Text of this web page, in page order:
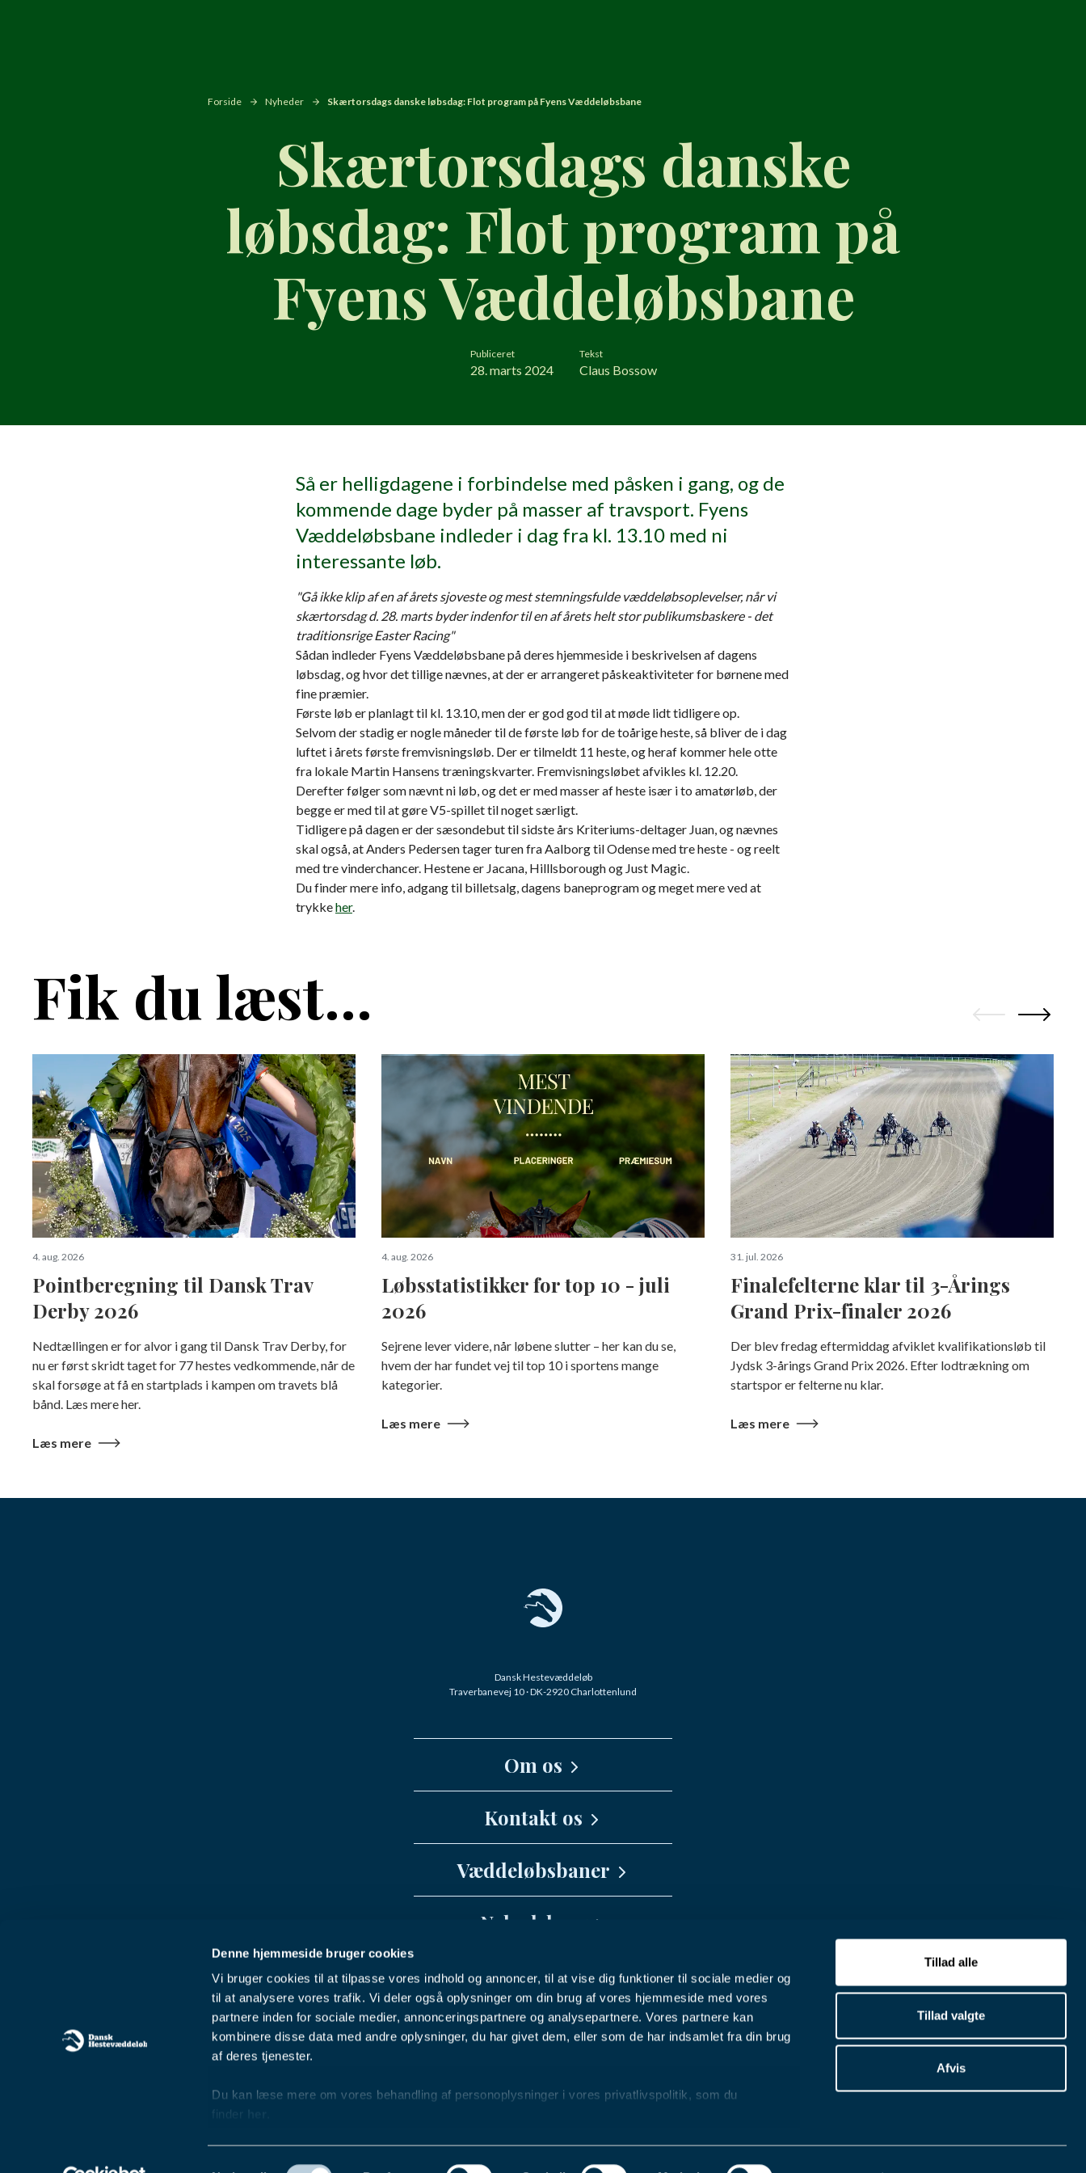
Denne hjemmeside bruger cookies
Vi bruger cookies til at tilpasse vores indhold og annoncer, til at vise dig funktioner til sociale medier og
til at analysere vores trafik. Vi deler også oplysninger om din brug af vores hjemmeside med vores
partnere inden for sociale medier, annonceringspartnere og analysepartnere. Vores partnere kan
kombinere disse data med andre oplysninger, du har givet dem, eller som de har indsamlet fra din brug
af deres tjenester.
Du kan læse mere om vores behandling af personoplysninger i vores privatlivspolitik, som du
finder
Samtykkevalg
Tillad alle
Tillad valgte
Afvis
Forside Nyheder Skærtorsdags danske løbsdag: Flot program på Fyens Væddeløbsbane
Skærtorsdags danske
løbsdag: Flot program på
Fyens Væddeløbsbane
Publiceret
28. marts 2024
Tekst
Claus Bossow
Så er helligdagene i forbindelse med påsken i gang, og de
kommende dage byder på masser af travsport. Fyens
Væddeløbsbane indleder i dag fra kl. 13.10 med ni
interessante løb.
"Gå ikke klip af en af årets sjoveste og mest stemningsfulde væddeløbsoplevelser, når vi
skærtorsdag d. 28. marts byder indenfor til en af årets helt stor publikumsbaskere - det
traditionsrige Easter Racing"
Sådan indleder Fyens Væddeløbsbane på deres hjemmeside i beskrivelsen af dagens
løbsdag, og hvor det tillige nævnes, at der er arrangeret påskeaktiviteter for børnene med
fine præmier.
Første løb er planlagt til kl. 13.10, men der er god god til at møde lidt tidligere op.
Selvom der stadig er nogle måneder til de første løb for de toårige heste, så bliver de i dag
luftet i årets første fremvisningsløb. Der er tilmeldt 11 heste, og heraf kommer hele otte
fra lokale Martin Hansens træningskvarter. Fremvisningsløbet afvikles kl. 12.20.
Derefter følger som nævnt ni løb, og det er med masser af heste især i to amatørløb, der
begge er med til at gøre V5-spillet til noget særligt.
Tidligere på dagen er der sæsondebut til sidste års Kriteriums-deltager Juan, og nævnes
skal også, at Anders Pedersen tager turen fra Aalborg til Odense med tre heste - og reelt
med tre vinderchancer. Hestene er Jacana, Hilllsborough og Just Magic.
Du finder mere info, adgang til billetsalg, dagens baneprogram og meget mere ved at
trykkeher.
Fik du læst...
4. aug. 2026
Pointberegning til Dansk Trav
Derby 2026
Nedtællingen er for alvor i gang til Dansk Trav Derby, for
nu er først skridt taget for 77 hestes vedkommende, når de
skal forsøge at få en startplads i kampen om travets blå
bånd. Læs mere her.
Læs mere
4. aug. 2026
Løbsstatistikker for top 10 - juli
2026
Sejrene lever videre, når løbene slutter – her kan du se,
hvem der har fundet vej til top 10 i sportens mange
kategorier.
Læs mere
31. jul. 2026
Finalefelterne klar til 3-Årings
Grand Prix-finaler 2026
Der blev fredag eftermiddag afviklet kvalifikationsløb til
Jydsk 3-årings Grand Prix 2026. Efter lodtrækning om
startspor er felterne nu klar.
Læs mere
Dansk Hestevæddeløb
Traverbanevej 10 · DK-2920 Charlottenlund
Om os
Kontakt os
info@danskhv.dk
Væddeløbsbaner
Nykøbing F Travbane
Charlottenlund Travbane
Nyhedsbrev
Hestevæddeløb direkte i din indbakke?
NYHEDSBREV
Facebook Youtube Instagram
Privatlivspolitik